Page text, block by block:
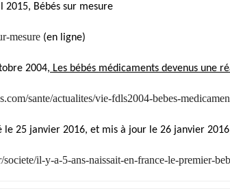
Bébés sur mesure
mesure (en ligne)
2004, Les bébés médicaments devenus une
sante/actualites/vie-fdls2004-bebes-
25 janvier 2016, et mis à jour le 26 janvier
il-y-a-5-ans-naissait-en-france-le-premier-